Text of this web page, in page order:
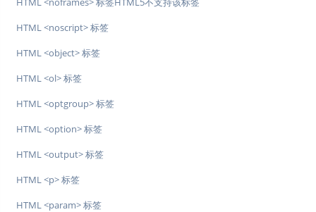
HTML <noscript> 标签
HTML <object> 标签
HTML <ol> 标签
HTML <optgroup> 标签
HTML <option> 标签
HTML <output> 标签
HTML <p> 标签
HTML <param> 标签